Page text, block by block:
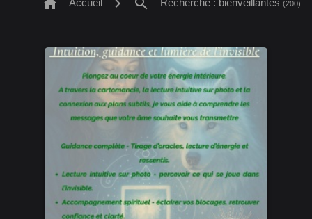
home Accueil chevron_right search Recherche : bienveillantes (200)